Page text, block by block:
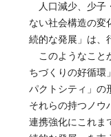
人口減少、少子
ない社会構造の変
続的な発展」は、
このようなこと
ちづくりの好循環
パクトシティ」の
それらの持つノウ
連携強化にこれま